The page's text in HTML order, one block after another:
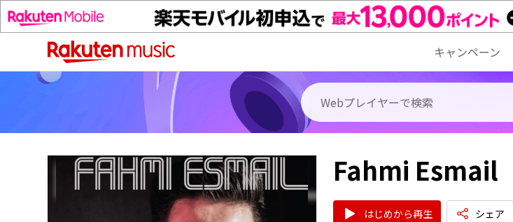
キャンペーン
Fahmi Esmail
はじめから再生 シェア